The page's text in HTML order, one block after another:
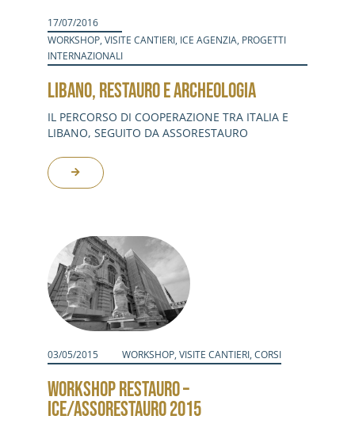
17/07/2016
WORKSHOP, VISITE CANTIERI, ICE AGENZIA, PROGETTI
INTERNAZIONALI
LIBANO, RESTAURO E ARCHEOLOGIA
IL PERCORSO DI COOPERAZIONE TRA ITALIA E
LIBANO, SEGUITO DA ASSORESTAURO
03/05/2015 WORKSHOP, VISITE CANTIERI, CORSI
WORKSHOP RESTAURO –
ICE/ASSORESTAURO 2015